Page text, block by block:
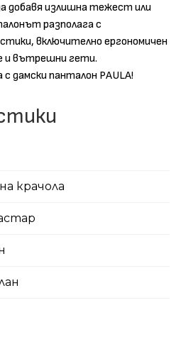
добавя излишна тежест или
разполага с
включително ергономичен
и вътрешни гети.
дамски панталон PAULA!
крачола